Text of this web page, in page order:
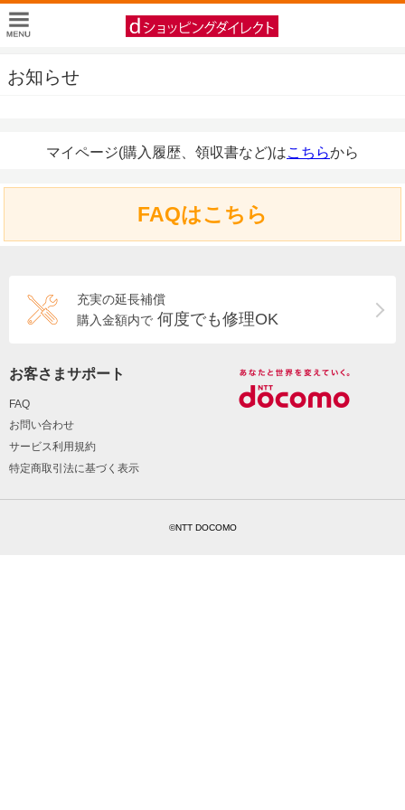
お知らせ
マイページ(購入履歴、領収書など)はこちらから
FAQはこちら
充実の延長補償
購入金額内で 何度でも修理OK
お客さまサポート
FAQ
お問い合わせ
サービス利用規約
特定商取引法に基づく表示
©NTT DOCOMO